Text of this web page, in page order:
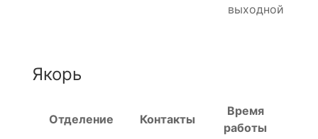
выходной
Якорь
Отделение Контакты
Время
работы